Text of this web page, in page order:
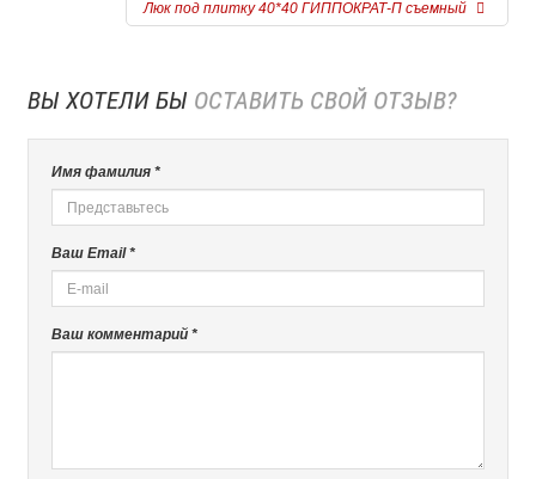
Люк под плитку 40*40 ГИППОКРАТ-П съемный
ВЫ ХОТЕЛИ БЫ ОСТАВИТЬ СВОЙ ОТЗЫВ?
Имя фамилия *
Ваш Email *
Ваш комментарий *